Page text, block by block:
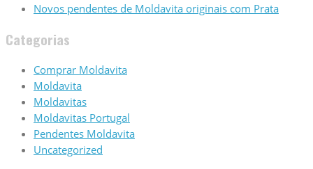
Novos pendentes de Moldavita originais com Prata
Categorias
Comprar Moldavita
Moldavita
Moldavitas
Moldavitas Portugal
Pendentes Moldavita
Uncategorized